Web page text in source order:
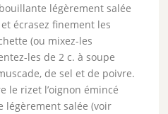
légèrement salée
écrasez finement les
(ou mixez-les
les de 2 c. à soupe
de sel et de poivre.
le rizet l’oignon émincé
légèrement salée (voir